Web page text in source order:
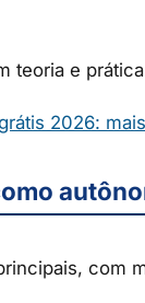
teoria e
2026:
com